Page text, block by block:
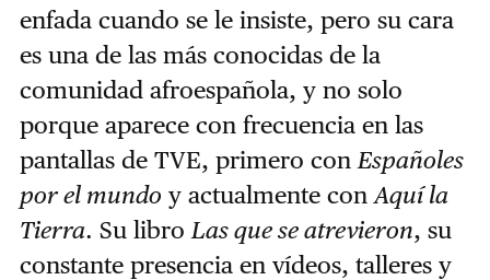
enfada cuando se le insiste, pero su cara
es una de las más conocidas de la
comunidad afroespañola, y no solo
porque aparece con frecuencia en las
pantallas de TVE, primero con Españoles
por el mundo y actualmente con Aquí la
Tierra. Su libro Las que se atrevieron, su
constante presencia en vídeos, talleres y